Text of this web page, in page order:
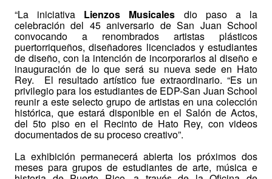
“La iniciativa Lienzos Musicales dio paso a la
celebración del 45 aniversario de San Juan School
convocando a renombrados artistas plásticos
puertorriqueños, diseñadores licenciados y estudiantes
de diseño, con la intención de incorporarlos al diseño e
inauguración de lo que será su nueva sede en Hato
Rey. El resultado artístico fue extraordinario. “Es un
privilegio para los estudiantes de EDP-San Juan School
reunir a este selecto grupo de artistas en una colección
histórica, que estará disponible en el Salón de Actos,
del 5to piso en el Recinto de Hato Rey, con videos
documentados de su proceso creativo”.
La exhibición permanecerá abierta los próximos dos
meses para grupos de estudiantes de arte, música e